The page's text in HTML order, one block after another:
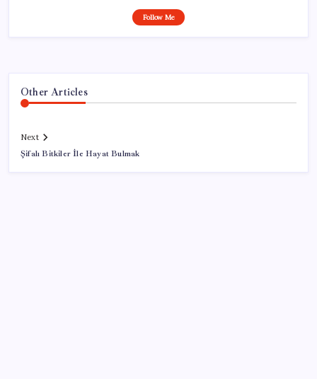
Follow Me
Other Articles
Next
Şifalı Bitkiler İle Hayat Bulmak